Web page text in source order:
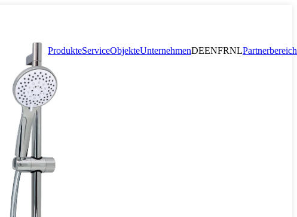
ProdukteServiceObjekteUnternehmenDEENFRNLPartnerbereich